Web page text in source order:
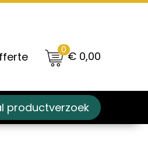
0€ 0,00
productverzoek